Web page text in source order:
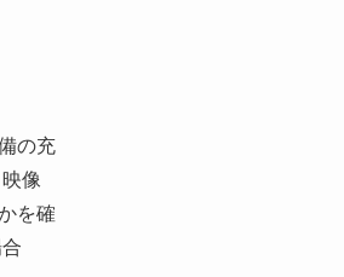
の充
像
を確